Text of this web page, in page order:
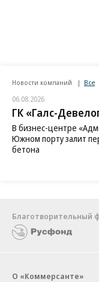
Новости компаний Все
06.08.2026
ГК «Галс-
В бизнес-центре
Южном порту залит
бетона
Благотворительный
О «Коммерсанте»